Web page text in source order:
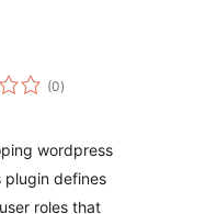
(0celkové
hodnotenie
)
wordpress
plugin defines
roles that